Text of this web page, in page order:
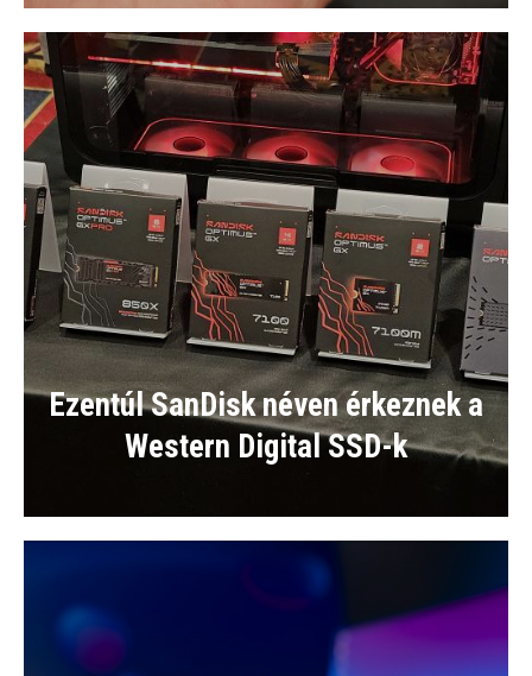
Ezentúl SanDisk néven érkeznek a
Western Digital SSD-k